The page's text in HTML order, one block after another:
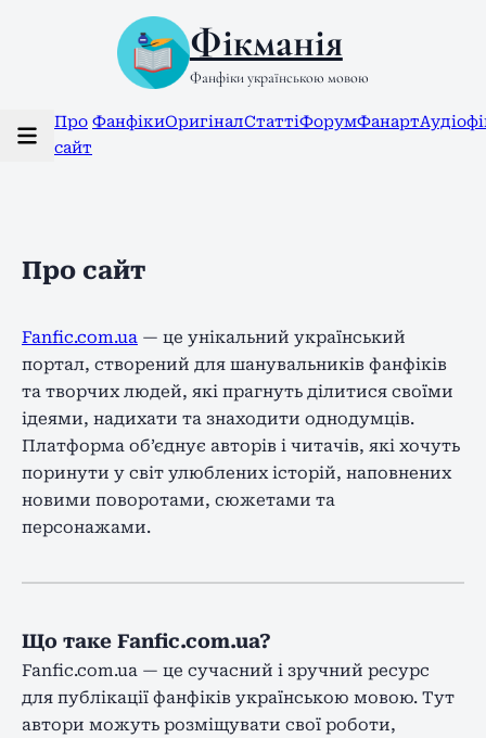
Фікманія
Фанфіки українською мовою
Про
сайт
ФанфікиОригіналСтаттіФорумФанарт
Про сайт
Fanfic.com.ua — це унікальний український
портал, створений для шанувальників фанфіків
та творчих людей, які прагнуть ділитися своїми
ідеями, надихати та знаходити однодумців.
Платформа об’єднує авторів і читачів, які хочуть
поринути у світ улюблених історій, наповнених
новими поворотами, сюжетами та
персонажами.
Що таке Fanfic.com.ua?
Fanfic.com.ua — це сучасний і зручний ресурс
для публікації фанфіків українською мовою. Тут
автори можуть розміщувати свої роботи,